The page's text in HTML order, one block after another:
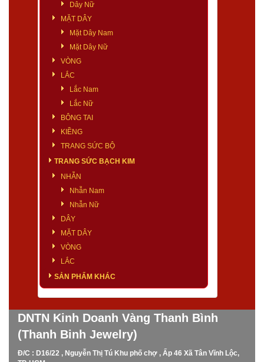
Dây Nữ
MẶT DÂY
Mặt Dây Nam
Mặt Dây Nữ
VÒNG
LẮC
Lắc Nam
Lắc Nữ
BÔNG TAI
KIỀNG
TRANG SỨC BỘ
TRANG SỨC BẠCH KIM
NHẪN
Nhẫn Nam
Nhẫn Nữ
DÂY
MẶT DÂY
VÒNG
LẮC
SẢN PHẨM KHÁC
DNTN Kinh Doanh Vàng Thanh Bình
(Thanh Binh Jewelry)
Đ/C : D16/22 , Nguyễn Thị Tú Khu phố chợ , Ấp 46 Xã Tân Vĩnh Lộc,